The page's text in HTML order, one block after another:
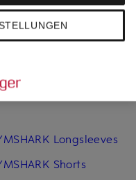
Longsleeves
Shorts